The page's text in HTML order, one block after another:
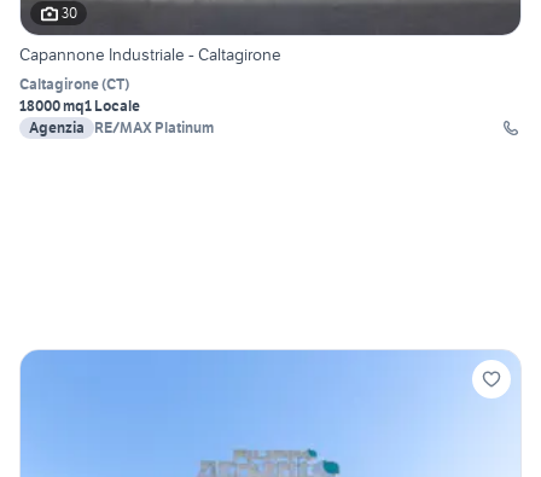
30
Capannone Industriale - Caltagirone
Caltagirone(CT)
18000 mq1 Locale
Agenzia
RE/MAX Platinum